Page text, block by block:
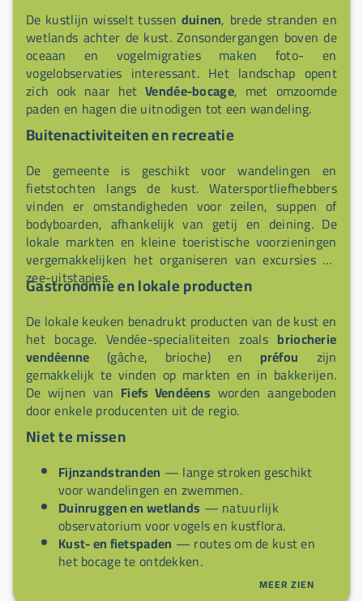
De kustlijn wisselt tussen duinen, brede stranden en
wetlands achter de kust. Zonsondergangen boven de
oceaan en vogelmigraties maken foto- en
vogelobservaties interessant. Het landschap opent
zich ook naar hetVendée-bocage, met omzoomde
paden en hagen die uitnodigen tot een wandeling.
Buitenactiviteiten en recreatie
De gemeente is geschikt voor wandelingen en
fietstochten langs de kust. Watersportliefhebbers
vinden er omstandigheden voor zeilen, suppen of
bodyboarden, afhankelijk van getij en deining. De
lokale markten en kleine toeristische voorzieningen
vergemakkelijken het organiseren van excursies en
zee-uitstapjes.
Gastronomie en lokale producten
De lokale keuken benadrukt producten van de kust en
het bocage. Vendée-specialiteiten zoals briocherie
vendéenne (gâche, brioche) en préfou zijn
gemakkelijk te vinden op markten en in bakkerijen.
De wijnen van Fiefs Vendéens worden aangeboden
door enkele producenten uit de regio.
Niet te missen
Fijnzandstranden — lange stroken geschikt
voor wandelingen en zwemmen.
Duinruggen en wetlands — natuurlijk
observatorium voor vogels en kustflora.
Kust- en fietspaden — routes om de kust en
het bocage te ontdekken.
— lokaleMEER ZIEN